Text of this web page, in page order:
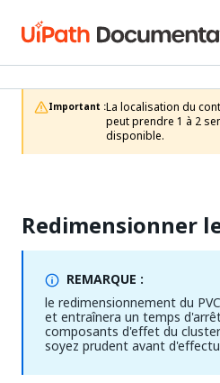
Important :La localisation du
peut prendre 1 à 2
disponible.
Redimensionner
REMARQUE :
le redimensionnement du
et entraînera un temps
composants d'effet du
soyez prudent avant